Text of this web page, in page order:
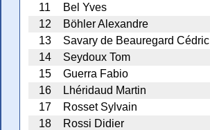
11
Bel Yves
12
Böhler Alexandre
13
Savary de Beauregard Cédric
14
Seydoux Tom
15
Guerra Fabio
16
Lhéridaud Martin
17
Rosset Sylvain
18
Rossi Didier